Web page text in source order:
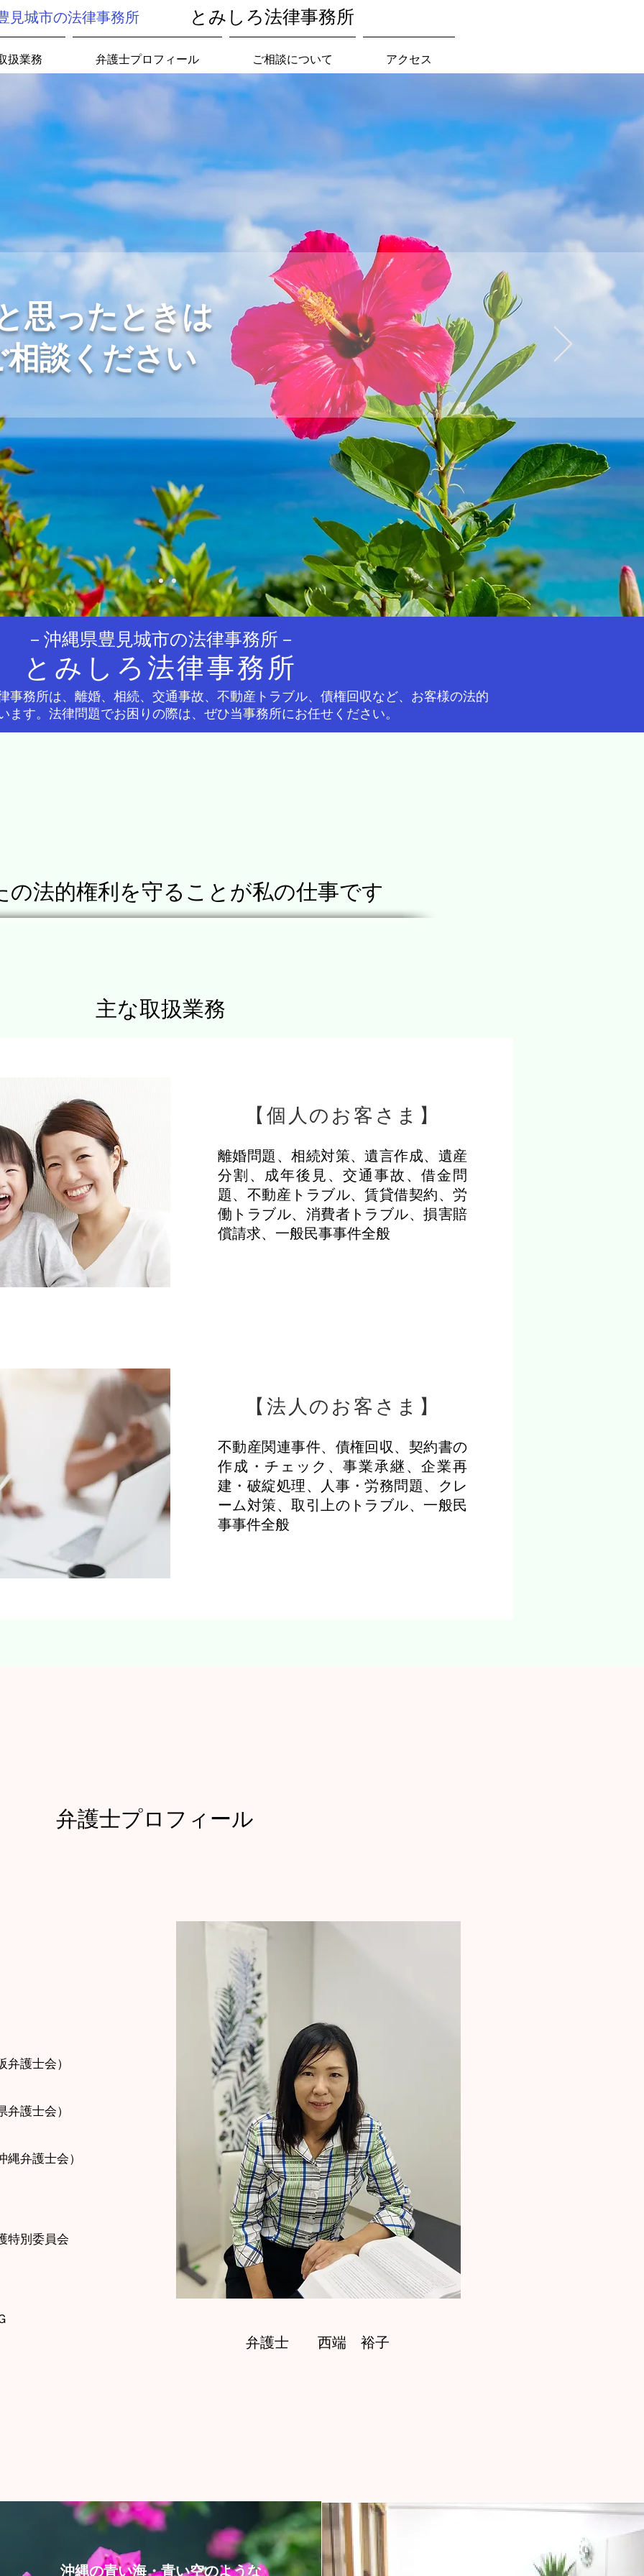
見城市の法律事務所 とみしろ法律事務所
扱業務 弁護士プロフィール ご相談について アクセス
思ったときは
談ください
－沖縄県豊見城市の法律事務所－
とみしろ法律事務所
事務所は、離婚、相続、交通事故、不動産トラブル、債権回収など、お客様の法的
ます。法律問題でお困りの際は、ぜひ当事務所にお任せください。
の法的権利を守ることが私の仕事です
主な取扱業務
【個人のお客さま】
離婚問題、相続対策、遺言作成、遺産
分割、成年後見、交通事故、借金問
題、不動産トラブル、賃貸借契約、労
働トラブル、消費者トラブル、損害賠
償請求、一般民事事件全般
【法人のお客さま】
不動産関連事件、 債権回収、契約書の
作成・チェック、事業承継、企業再
建・破綻処理、人事・労務問題、クレ
ーム対策、取引上のトラブル、一般民
事事件全般
弁護士プロフィール
護士会）
護士会）
弁護士会）
特別委員会
弁護士 西端 裕子
沖縄の青い海・青い空のような